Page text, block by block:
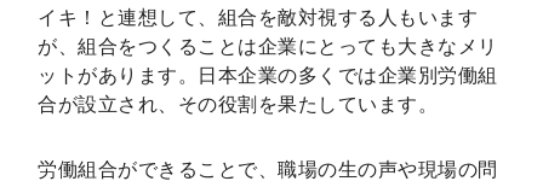
イキ！と連想して、組合を敵対視する人もいます
が、組合をつくることは企業にとっても大きなメリ
ットがあります。日本企業の多くでは企業別労働組
合が設立され、その役割を果たしています。
労働組合ができることで、職場の生の声や現場の問